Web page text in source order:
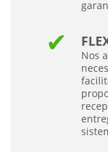
Nos